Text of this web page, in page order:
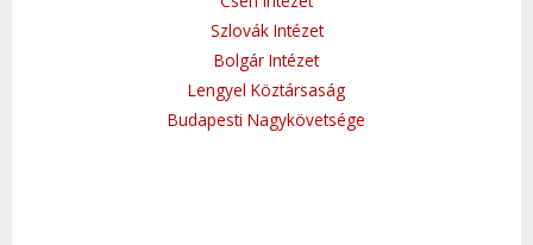
Szlovák Intézet
Bolgár Intézet
Lengyel Köztársaság
Budapesti Nagykövetsége